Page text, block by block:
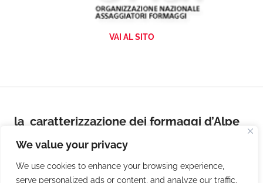
We value your privacy
We use cookies to enhance your browsing experience,
serve personalized ads or content, and analyze our traffic.
VAI AL SITO
la caratterizzazione dei formaggi d’Alpe
Ticinesi DOP
LEGGI